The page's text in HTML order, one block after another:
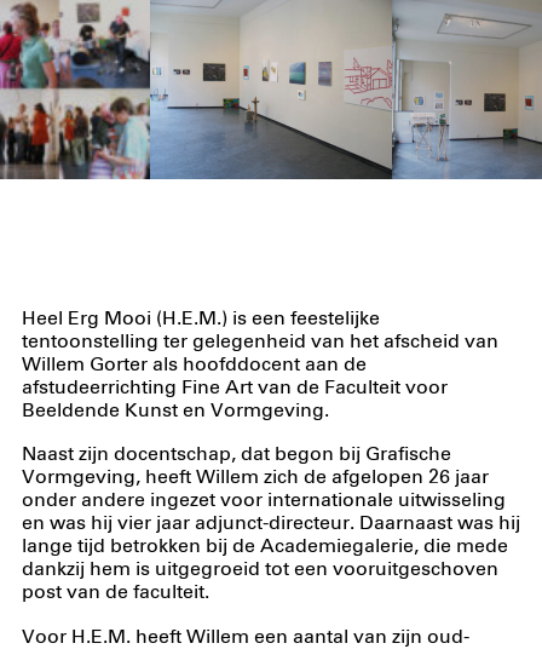
Heel Erg Mooi (H.E.M.) is een feestelijke
tentoonstelling ter gelegenheid van het afscheid van
Willem Gorter als hoofddocent aan de
afstudeerrichting Fine Art van de Faculteit voor
Beeldende Kunst en Vormgeving.
Naast zijn docentschap, dat begon bij Grafische
Vormgeving, heeft Willem zich de afgelopen 26 jaar
onder andere ingezet voor internationale uitwisseling
en was hij vier jaar adjunct-directeur. Daarnaast was hij
lange tijd betrokken bij de Academiegalerie, die mede
dankzij hem is uitgegroeid tot een vooruitgeschoven
post van de faculteit.
Voor H.E.M. heeft Willem een aantal van zijn oud-